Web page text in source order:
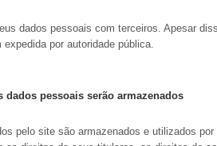
dados pessoais com terceiros. Apesar
por autoridade pública.
dados pessoais serão armazenados
pelo site são armazenados e utilizados